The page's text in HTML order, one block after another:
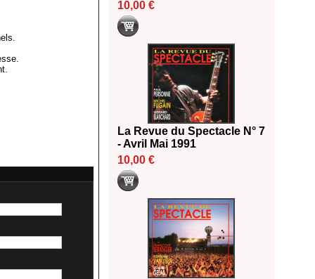
10,00 €
La Revue du Spectacle N° 7
- Avril Mai 1991
10,00 €